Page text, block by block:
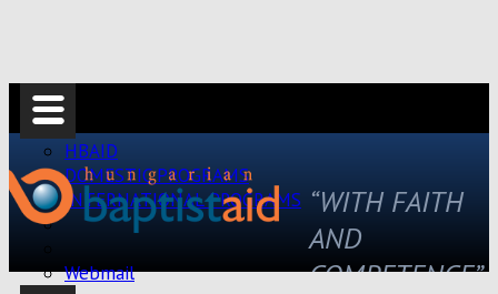
HBAID
DOMESTIC PROGRAMS
INTERNATIONAL PROGRAMS
Webmail
“WITH FAITH
AND
COMPETENCE”